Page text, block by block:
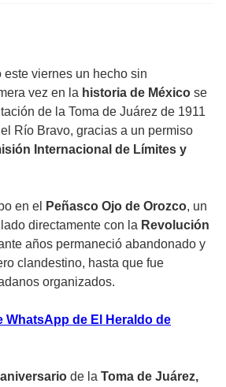
este viernes un hecho sin
vez en la historia de México se
de la Toma de Juárez de 1911
Río Bravo, gracias a un permiso
Internacional de Límites y
en el Peñasco Ojo de Orozco, un
directamente con la Revolución
años permaneció abandonado y
clandestino, hasta que fue
organizados.
WhatsApp de El Heraldo de
aniversario de la Toma de Juárez,